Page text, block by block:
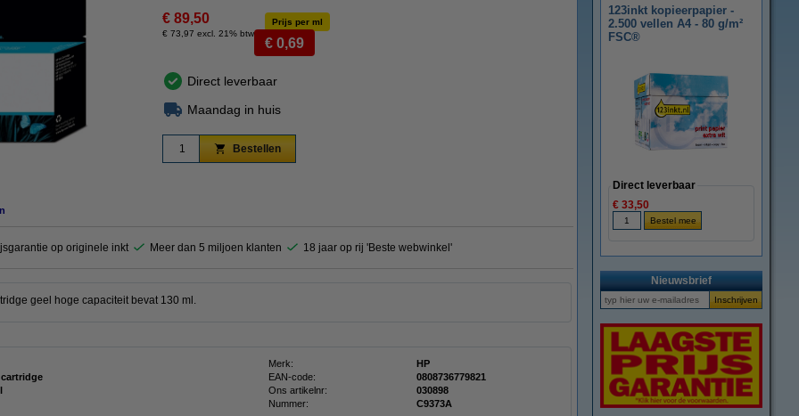
€ 89,50
€ 73,97 excl. 21% btw
Prijs per ml
€ 0,69
Direct leverbaar
Maandag in huis
Bestellen
op originele inkt Meer dan 5 miljoen klanten 18 jaar op rij 'Beste webwinkel'
geel hoge capaciteit bevat 130 ml.
Merk:
HP
EAN-code:
0808736779821
Ons artikelnr:
030898
Nummer: C9373A
123inkt kopieerpapier -
2.500 vellen A4 - 80 g/m²
FSC®
Direct leverbaar
€ 33,50
Nieuwsbrief